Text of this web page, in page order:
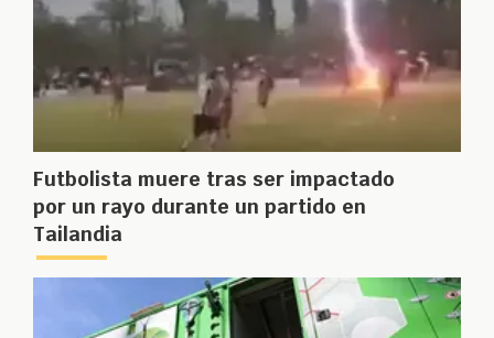
Futbolista muere tras ser impactado
por un rayo durante un partido en
Tailandia